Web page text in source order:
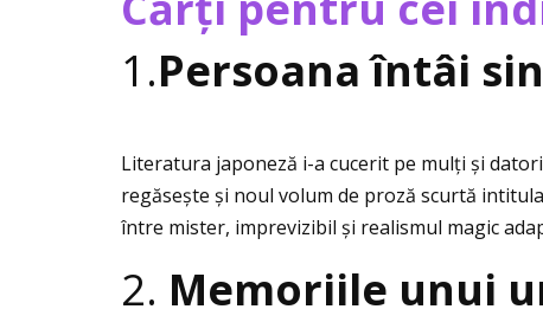
1.Persoana întâi
Literatura japoneză i-a cucerit pe mulţi și
regăsește și noul volum de proză scurtă
între mister, imprevizibil și realismul magic
2. Memoriile unui